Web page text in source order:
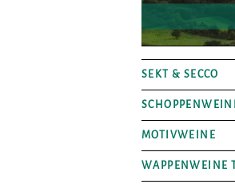
SEKT & SECCO
MOTIVWEINE
WAPPENWEINE